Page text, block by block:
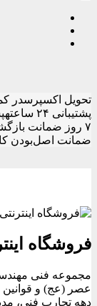
تحویل اکسپرسدر
پشتیبانی ۲۴ ساعته
۷ روز ضمانت بازگشت
ضمانت اصل‌بودن
فروشگاه
مجموعه فنی
عصر (عج) و قوانین